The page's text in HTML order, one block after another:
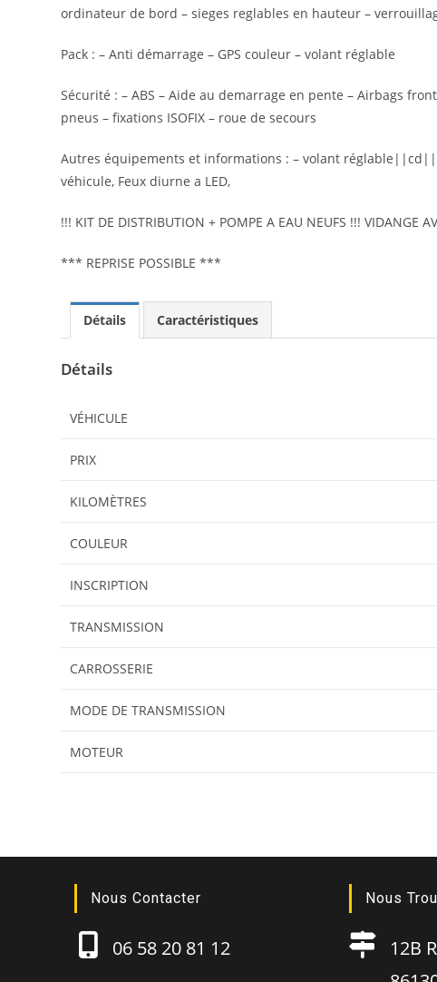
ordinateur de bord – sieges reglables en hauteur –
Pack : – Anti démarrage – GPS couleur – volant réglable
Sécurité : – ABS – Aide au demarrage en pente – Airbags
pneus – fixations ISOFIX – roue de secours
Autres équipements et informations : – volant
véhicule, Feux diurne a LED,
!!! KIT DE DISTRIBUTION + POMPE A EAU NEUFS !!! VIDANGE
*** REPRISE POSSIBLE ***
Détails Caractéristiques
Détails
VÉHICULE
PRIX
KILOMÈTRES
COULEUR
INSCRIPTION
TRANSMISSION
CARROSSERIE
MODE DE TRANSMISSION
MOTEUR
Nous Contacter
06 58 20 81 12
Nous
12B